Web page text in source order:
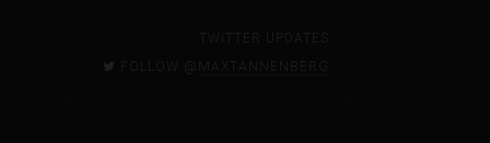
TWITTER UPDATES
FOLLOW @
MAXTANNENBERG